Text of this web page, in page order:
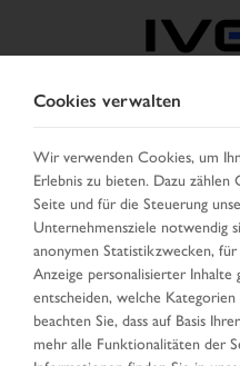
LAND AUSWÄHLEN
Toggle
navigation
MENU
Cookies verwalten
Wir verwenden Cookies, um
Erlebnis zu bieten. Dazu
Seite und für die Steuerung
Unternehmensziele notwendig
anonymen Statistikzwecken,
Anzeige personalisierter
entscheiden, welche
beachten Sie, dass auf Basis
mehr alle Funktionalitäten der